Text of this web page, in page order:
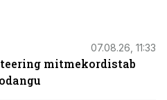
07.08.26, 11:33
mitmekordistab